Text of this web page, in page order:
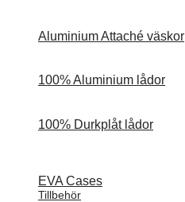
Aluminium Attaché väskor
100% Aluminium lådor
100% Durkplåt lådor
EVA Cases
Tillbehör